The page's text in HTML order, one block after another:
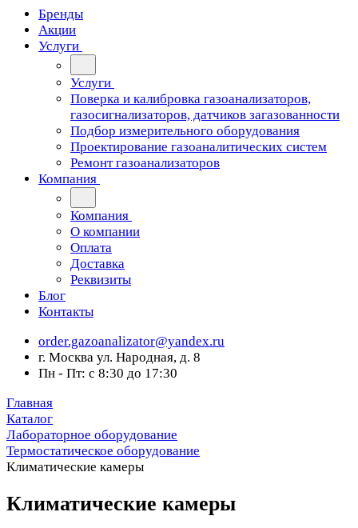
Бренды
Акции
Услуги
Услуги
Поверка и калибровка газоанализаторов,
газосигнализаторов, датчиков загазованности
Подбор измерительного оборудования
Проектирование газоаналитических систем
Ремонт газоанализаторов
Компания
Компания
О компании
Оплата
Доставка
Реквизиты
Блог
Контакты
order.gazoanalizator@yandex.ru
г. Москва ул. Народная, д. 8
Пн - Пт: с 8:30 до 17:30
Главная
Каталог
Лабораторное оборудование
Термостатическое оборудование
Климатические камеры
Климатические камеры